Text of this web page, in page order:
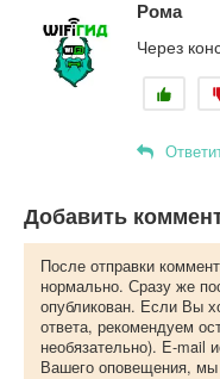
Рома
Через
Добавить
После отправки
нормально. Сразу же
опубликован. Если Вы
ответа, рекомендуем
необязательно). E-mail
Вашего оповещения,